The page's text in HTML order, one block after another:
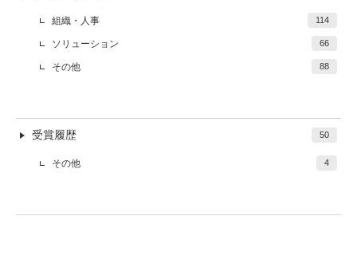
組織・人事 114
ソリューション 66
その他 88
受賞履歴 50
その他 4